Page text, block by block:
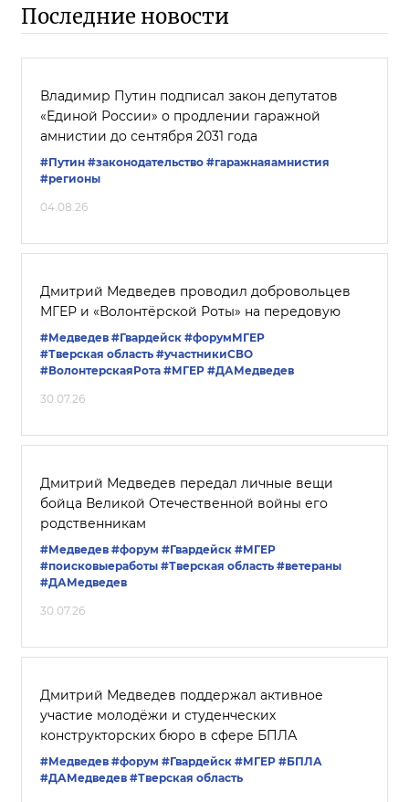
Последние новости
Владимир Путин подписал закон депутатов
«Единой России» о продлении гаражной
амнистии до сентября 2031 года
#Путин #законодательство #гаражнаяамнистия
#регионы
04.08.26
Дмитрий Медведев проводил добровольцев
МГЕР и «Волонтёрской Роты» на передовую
#Медведев #Гвардейск #форумМГЕР
#Тверская область #участникиСВО
#ВолонтерскаяРота #‎МГЕР‬ #ДАМедведев
30.07.26
Дмитрий Медведев передал личные вещи
бойца Великой Отечественной войны его
родственникам
#Медведев #форум #Гвардейск #‎МГЕР‬
#поисковыеработы #Тверская область #ветераны
#ДАМедведев
30.07.26
Дмитрий Медведев поддержал активное
участие молодёжи и студенческих
конструкторских бюро в сфере БПЛА
#Медведев #форум #Гвардейск #‎МГЕР‬ #БПЛА
#ДАМедведев #Тверская область